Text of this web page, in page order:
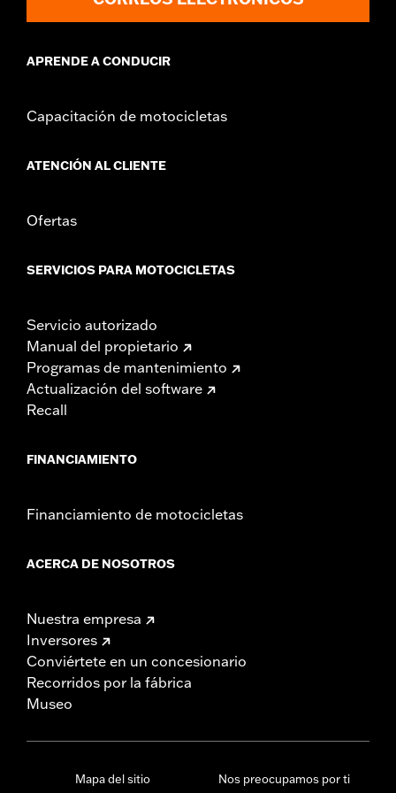
APRENDE A CONDUCIR
Capacitación de motocicletas
ATENCIÓN AL CLIENTE
Ofertas
SERVICIOS PARA MOTOCICLETAS
Servicio autorizado
Manual del propietario
Programas de mantenimiento
Actualización del software
Recall
FINANCIAMIENTO
Financiamiento de motocicletas
ACERCA DE NOSOTROS
Nuestra empresa
Inversores
Conviértete en un concesionario
Recorridos por la fábrica
Museo
Mapa del sitio
Nos preocupamos por ti